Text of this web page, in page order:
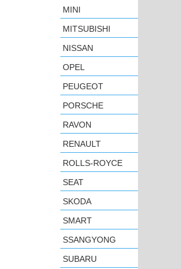
MINI
MITSUBISHI
NISSAN
OPEL
PEUGEOT
PORSCHE
RAVON
RENAULT
ROLLS-ROYCE
SEAT
SKODA
SMART
SSANGYONG
SUBARU